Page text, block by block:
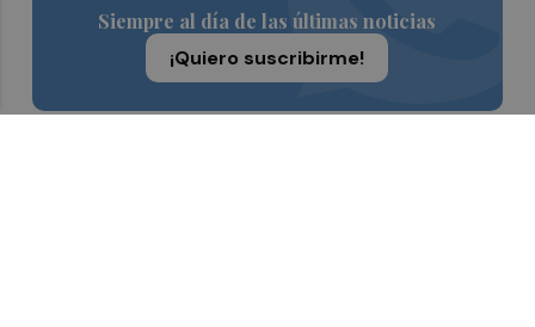
Siempre al día de las últimas noticias
¡Quiero suscribirme!